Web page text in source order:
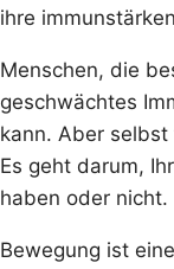
ihre
Menschen, die
geschwächtes
kann. Aber
Es geht darum,
haben oder nicht.
Bewegung ist